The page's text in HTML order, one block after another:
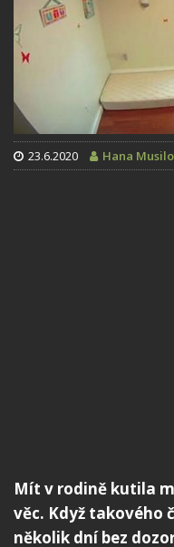
23.6.2020 Hana
Mít v rodině kutila
věc. Když takového
několik dní bez